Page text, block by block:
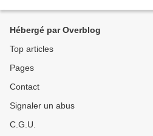
Hébergé par Overblog
Top articles
Pages
Contact
Signaler un abus
C.G.U.